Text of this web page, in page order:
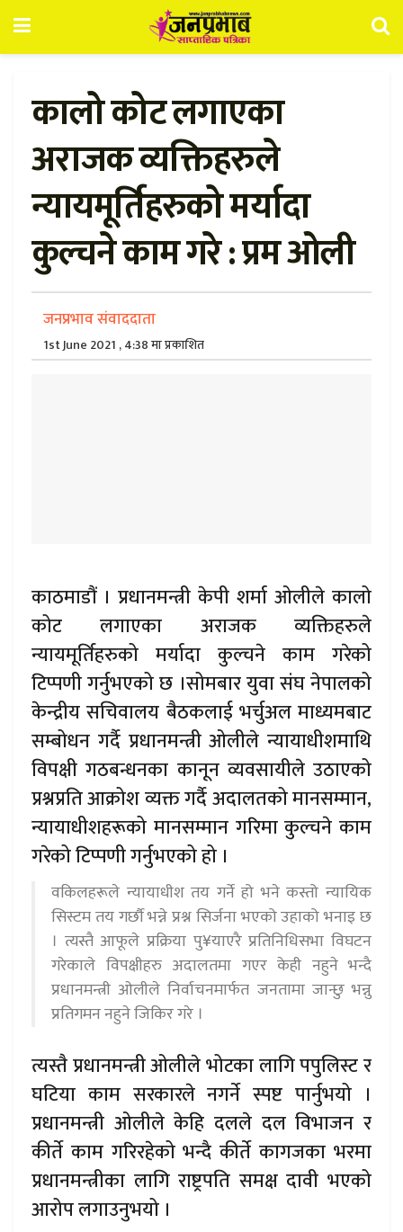
कालो कोट लगाएका
अराजक व्यक्तिहरुले
न्यायमूर्तिहरुको मर्यादा
कुल्चने काम गरे : प्रम ओली
जनप्रभाव संवाददाता
1st June 2021 , 4:38 मा प्रकाशित
काठमाडौं । प्रधानमन्त्री केपी शर्मा ओलीले कालो
कोट लगाएका अराजक व्यक्तिहरुले
न्यायमूर्तिहरुको मर्यादा कुल्चने काम गरेको
टिप्पणी गर्नुभएको छ ।सोमबार युवा संघ नेपालको
केन्द्रीय सचिवालय बैठकलाई भर्चुअल माध्यमबाट
सम्बोधन गर्दै प्रधानमन्त्री ओलीले न्यायाधीशमाथि
विपक्षी गठबन्धनका कानून व्यवसायीले उठाएको
प्रश्नप्रति आक्रोश व्यक्त गर्दै अदालतको मानसम्मान,
न्यायाधीशहरूको मानसम्मान गरिमा कुल्चने काम
गरेको टिप्पणी गर्नुभएको हो ।
वकिलहरूले न्यायाधीश तय गर्ने हो भने कस्तो न्यायिक
सिस्टम तय गर्छौ भन्ने प्रश्न सिर्जना भएको उहाको भनाइ छ
। त्यस्तै आफूले प्रक्रिया पु¥याएरै प्रतिनिधिसभा विघटन
गरेकाले विपक्षीहरु अदालतमा गएर केही नहुने भन्दै
प्रधानमन्त्री ओलीले निर्वाचनमार्फत जनतामा जान्छु भन्नु
प्रतिगमन नहुने जिकिर गरे ।
त्यस्तै प्रधानमन्त्री ओलीले भोटका लागि पपुलिस्ट र
घटिया काम सरकारले नगर्ने स्पष्ट पार्नुभयो ।
प्रधानमन्त्री ओलीले केहि दलले दल विभाजन र
कीर्ते काम गरिरहेको भन्दै कीर्ते कागजका भरमा
प्रधानमन्त्रीका लागि राष्ट्रपति समक्ष दावी भएको
आरोप लगाउनुभयो ।